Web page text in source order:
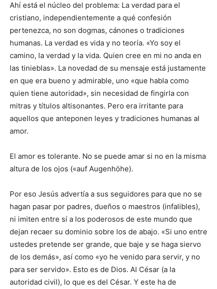
Ahí está el núcleo del problema: La verdad para el
cristiano, independientemente a qué confesión
pertenezca, no son dogmas, cánones o tradiciones
humanas. La verdad es vida y no teoría. «Yo soy el
camino, la verdad y la vida. Quien cree en mi no anda en
las tinieblas». La novedad de su mensaje está justamente
en que era bueno y admirable, uno «que habla como
quien tiene autoridad», sin necesidad de fingirla con
mitras y títulos altisonantes. Pero era irritante para
aquellos que anteponen leyes y tradiciones humanas al
amor.
El amor es tolerante. No se puede amar si no en la misma
altura de los ojos («auf Augenhöhe).
Por eso Jesús advertía a sus seguidores para que no se
hagan pasar por padres, dueños o maestros (infalibles),
ni imiten entre sí a los poderosos de este mundo que
dejan recaer su dominio sobre los de abajo. «Si uno entre
ustedes pretende ser grande, que baje y se haga siervo
de los demás», así como «yo he venido para servir, y no
para ser servido». Esto es de Dios. Al César (a la
autoridad civil), lo que es del César. Y este ha de